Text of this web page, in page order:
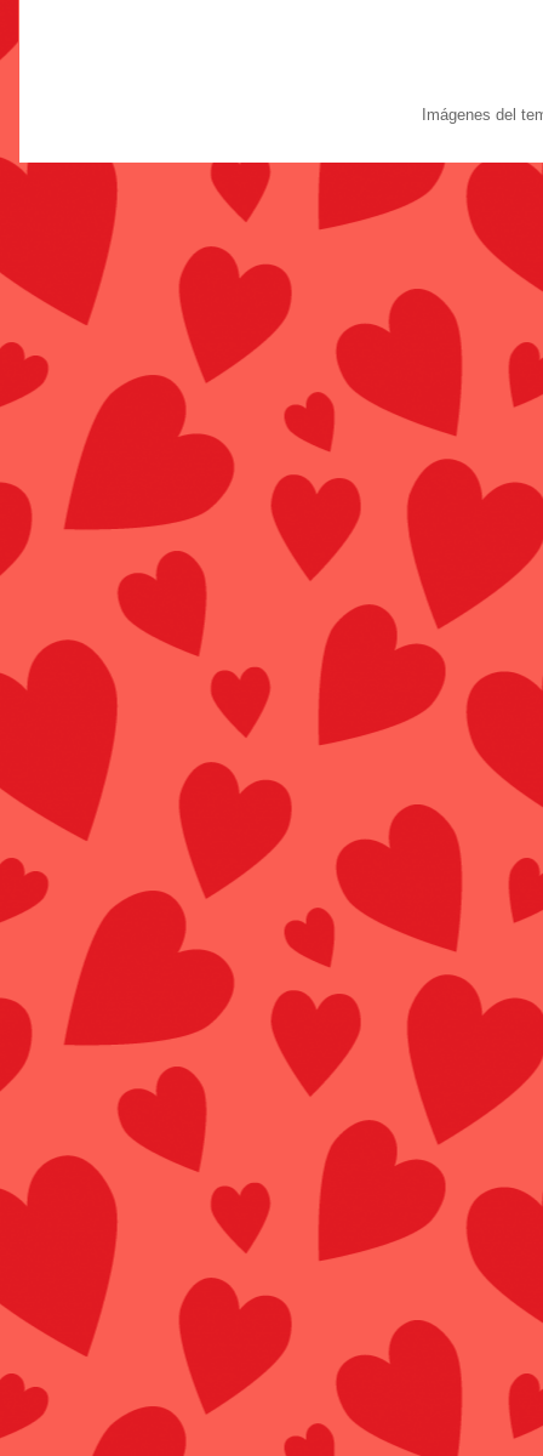
Imágenes del